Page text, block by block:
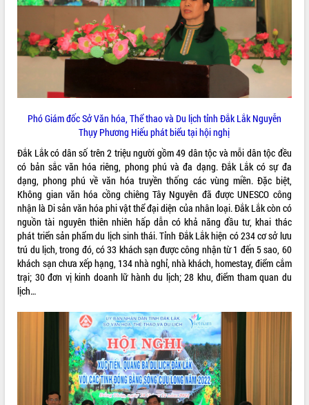
LIÊN KẾT WEB
THỐNG KÊ TRUY CẬP
Hôm nay: 27268
Tất cả: 66112936
Phó Giám đốc Sở Văn hóa, Thể thao và Du lịch tỉnh Đắk Lắk Nguyễn
Thụy Phương Hiếu phát biểu tại hội nghị
Đắk Lắk có dân số trên 2 triệu người gồm 49 dân tộc và mỗi dân tộc đều
có bản sắc văn hóa riêng, phong phú và đa dạng. Đắk Lắk có sự đa
dạng, phong phú về văn hóa truyền thống các vùng miền. Đặc biệt,
Không gian văn hóa cồng chiêng Tây Nguyên đã được UNESCO công
nhận là Di sản văn hóa phi vật thể đại diện của nhân loại. Đắk Lắk còn có
nguồn tài nguyên thiên nhiên hấp dẫn có khả năng đầu tư, khai thác
phát triển sản phẩm du lịch sinh thái. Tỉnh Đắk Lắk hiện có 234 cơ sở lưu
trú du lịch, trong đó, có 33 khách sạn được công nhận từ 1 đến 5 sao, 60
khách sạn chưa xếp hạng, 134 nhà nghỉ, nhà khách, homestay, điểm cắm
trại; 30 đơn vị kinh doanh lữ hành du lịch; 28 khu, điểm tham quan du
lịch…